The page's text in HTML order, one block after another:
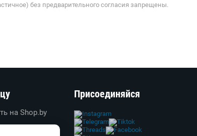
без предварительного согласия запрещены.
на Shop.by
Присоединяйся